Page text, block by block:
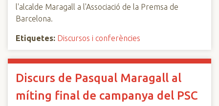
l'alcalde Maragall a l'Associació de la Premsa de
Barcelona.
Etiquetes: Discursos i conferències
Discurs de Pasqual Maragall al
míting final de campanya del PSC